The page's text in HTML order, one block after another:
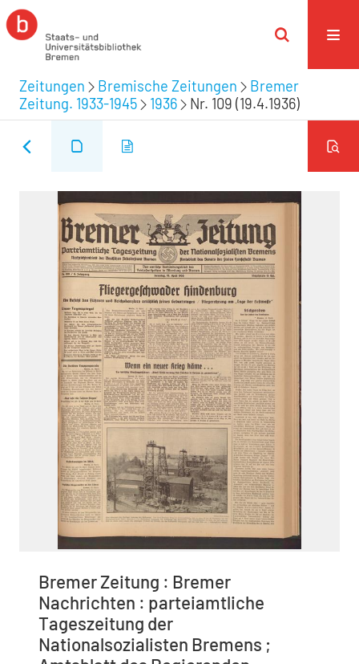
Zeitungen Bremische Zeitungen
Bremer
Zeitung. 1933-1945
1936 Nr. 109 (19.4.1936)
Bremer Zeitung : Bremer
Nachrichten : parteiamtliche
Tageszeitung der
Nationalsozialisten Bremens ;